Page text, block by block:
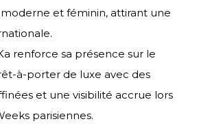
et féminin, attirant une
renforce sa présence sur le
à-porter de luxe avec des
et une visibilité accrue lors
parisiennes.